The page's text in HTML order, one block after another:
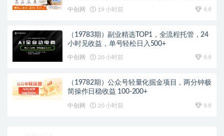
中创网 19 小时前 9.9
（19783期）副业精选TOP1，全流程托管，24
小时见收益，单号轻松日入500+
中创网 20 小时前 9.9
（19782期）公众号轻量化掘金项目，两分钟极
简操作日稳收益 100-200+
中创网 20 小时前 9.9